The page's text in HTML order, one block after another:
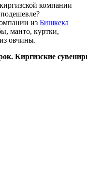
компании
из Бишкека
манто, куртки,
овчины.